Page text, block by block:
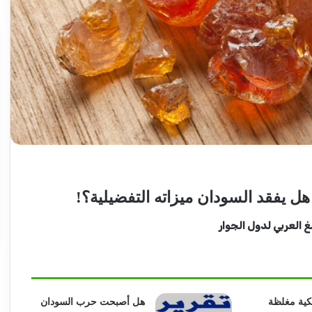
يفقد السودان ميزاته التفضيلية؟!
لدول الجوار
مغلظة
هل أصبحت حرب السودان
ولاية شرق
عبد
الماجد
عبد
الحميد
يكتب:
وتغييرات)
عبد الماجد عبد الحميد يكتب: مشاكل